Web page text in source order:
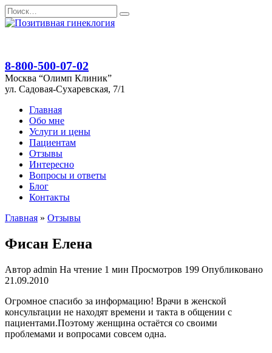
Перейти
к
Search
for:
8-800-500-07-02
Москва “Олимп Клиник”
ул. Садовая-Сухаревская, 7/1
Главная
Обо мне
Услуги и цены
Пациентам
Отзывы
Интересно
Вопросы и ответы
Блог
Контакты
Главная » Отзывы
Фисан Елена
Автор admin На чтение 1 мин Просмотров 199 Опубликовано
21.09.2010
Огромное спасибо за информацию! Врачи в женской
консультации не находят времени и такта в общении с
пациентами.Поэтому женщина остаётся со своими
проблемами и вопросами совсем одна.